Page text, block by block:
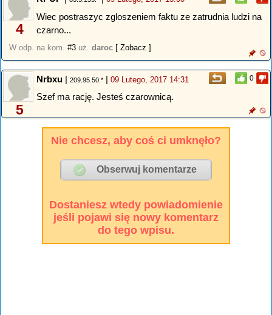
4
Wiec postraszyc zgloszeniem faktu ze zatrudnia ludzi na
czarno...
W odp. na kom. #3 uż. daroc [ Zobacz ]
0
5
Nrbxu | 209.95.50.* | 09 Lutego, 2017 14:31
Szef ma rację. Jesteś czarownicą.
Nie chcesz, aby coś ci umknęło?
Dostaniesz wtedy powiadomienie
jeśli pojawi się nowy komentarz
do tego wpisu.